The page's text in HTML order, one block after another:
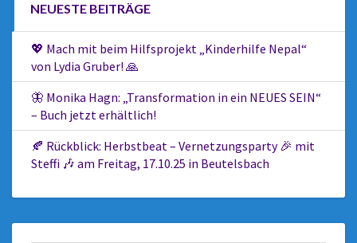
NEUESTE BEITRÄGE
💖 Mach mit beim Hilfsprojekt „Kinderhilfe Nepal“
von Lydia Gruber! 🙏
🦋 Monika Hagn: „Transformation in ein NEUES SEIN“
– Buch jetzt erhältlich!
🍂 Rückblick: Herbstbeat – Vernetzungsparty 🎉 mit
Steffi 🎶 am Freitag, 17.10.25 in Beutelsbach